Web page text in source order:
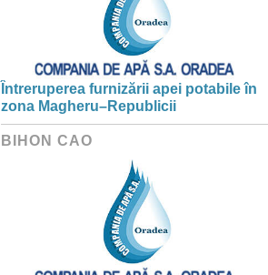
Întreruperea furnizării apei potabile în
zona Magheru–Republicii
BIHON CAO